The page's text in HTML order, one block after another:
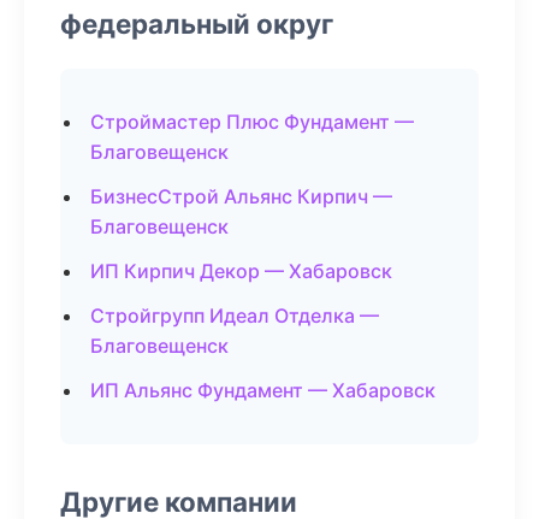
федеральный округ
Строймастер Плюс Фундамент —
Благовещенск
БизнесСтрой Альянс Кирпич —
Благовещенск
ИП Кирпич Декор — Хабаровск
Стройгрупп Идеал Отделка —
Благовещенск
ИП Альянс Фундамент — Хабаровск
Другие компании